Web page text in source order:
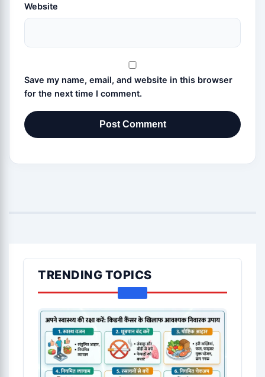
Website
Save my name, email, and website in this browser
for the next time I comment.
TRENDING TOPICS